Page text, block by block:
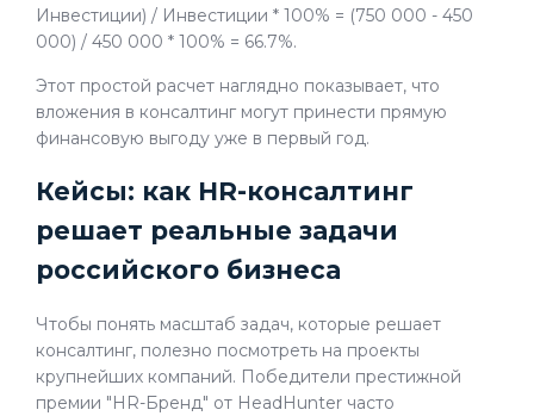
Инвестиции) / Инвестиции * 100% = (750 000 - 450
000) / 450 000 * 100% = 66.7%.
Этот простой расчет наглядно показывает, что
вложения в консалтинг могут принести прямую
финансовую выгоду уже в первый год.
Кейсы: как HR-консалтинг
решает реальные задачи
российского бизнеса
Чтобы понять масштаб задач, которые решает
консалтинг, полезно посмотреть на проекты
крупнейших компаний. Победители престижной
премии "HR-Бренд" от HeadHunter часто